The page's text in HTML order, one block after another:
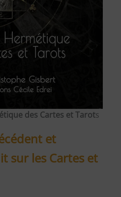
des Cartes et Tarots
et
sur les Cartes et